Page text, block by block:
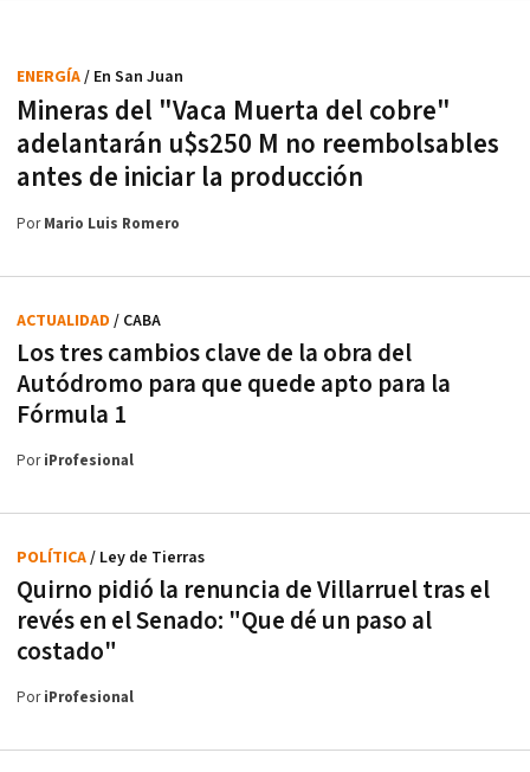
Mineras del "Vaca Muerta del cobre"
adelantarán u$s250 M no reembolsables
antes de iniciar la producción
ENERGÍA/ En San Juan
PorMario Luis Romero
Los tres cambios clave de la obra del
Autódromo para que quede apto para la
Fórmula 1
ACTUALIDAD / CABA
PoriProfesional
Quirno pidió la renuncia de Villarruel tras el
revés en el Senado: "Que dé un paso al
costado"
POLÍTICA/ Ley de Tierras
PoriProfesional